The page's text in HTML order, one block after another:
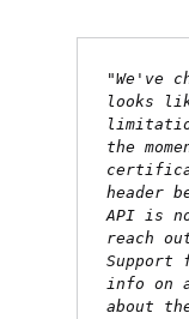
"We've
looks
the
header
API is
reach
Support
info on
about